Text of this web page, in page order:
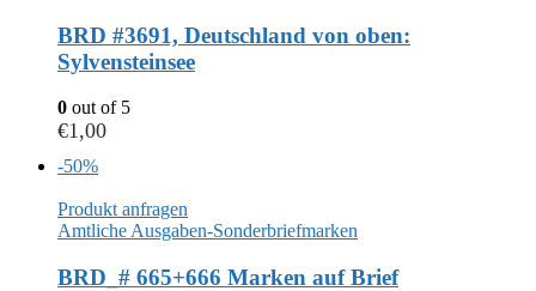
BRD #3691, Deutschland von oben:
Sylvensteinsee
0 out of 5
€1,00
-50%
Produkt anfragen
Amtliche Ausgaben-Sonderbriefmarken
BRD_# 665+666 Marken auf Brief